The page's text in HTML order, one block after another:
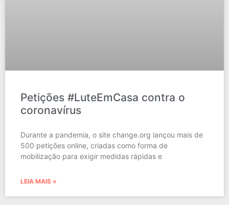
Petições #LuteEmCasa contra o
coronavírus
Durante a pandemia, o site change.org lançou mais de
500 petições online, criadas como forma de
mobilização para exigir medidas rápidas e
LEIA MAIS »